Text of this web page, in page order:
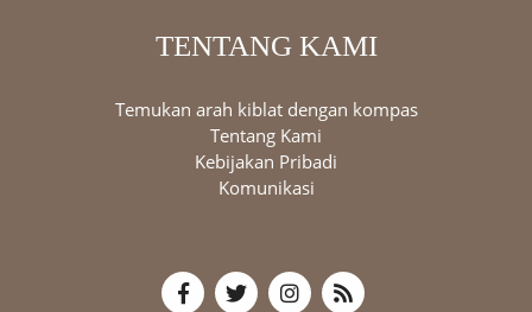
TENTANG KAMI
Temukan arah kiblat dengan kompas
Tentang Kami
Kebijakan Pribadi
Komunikasi